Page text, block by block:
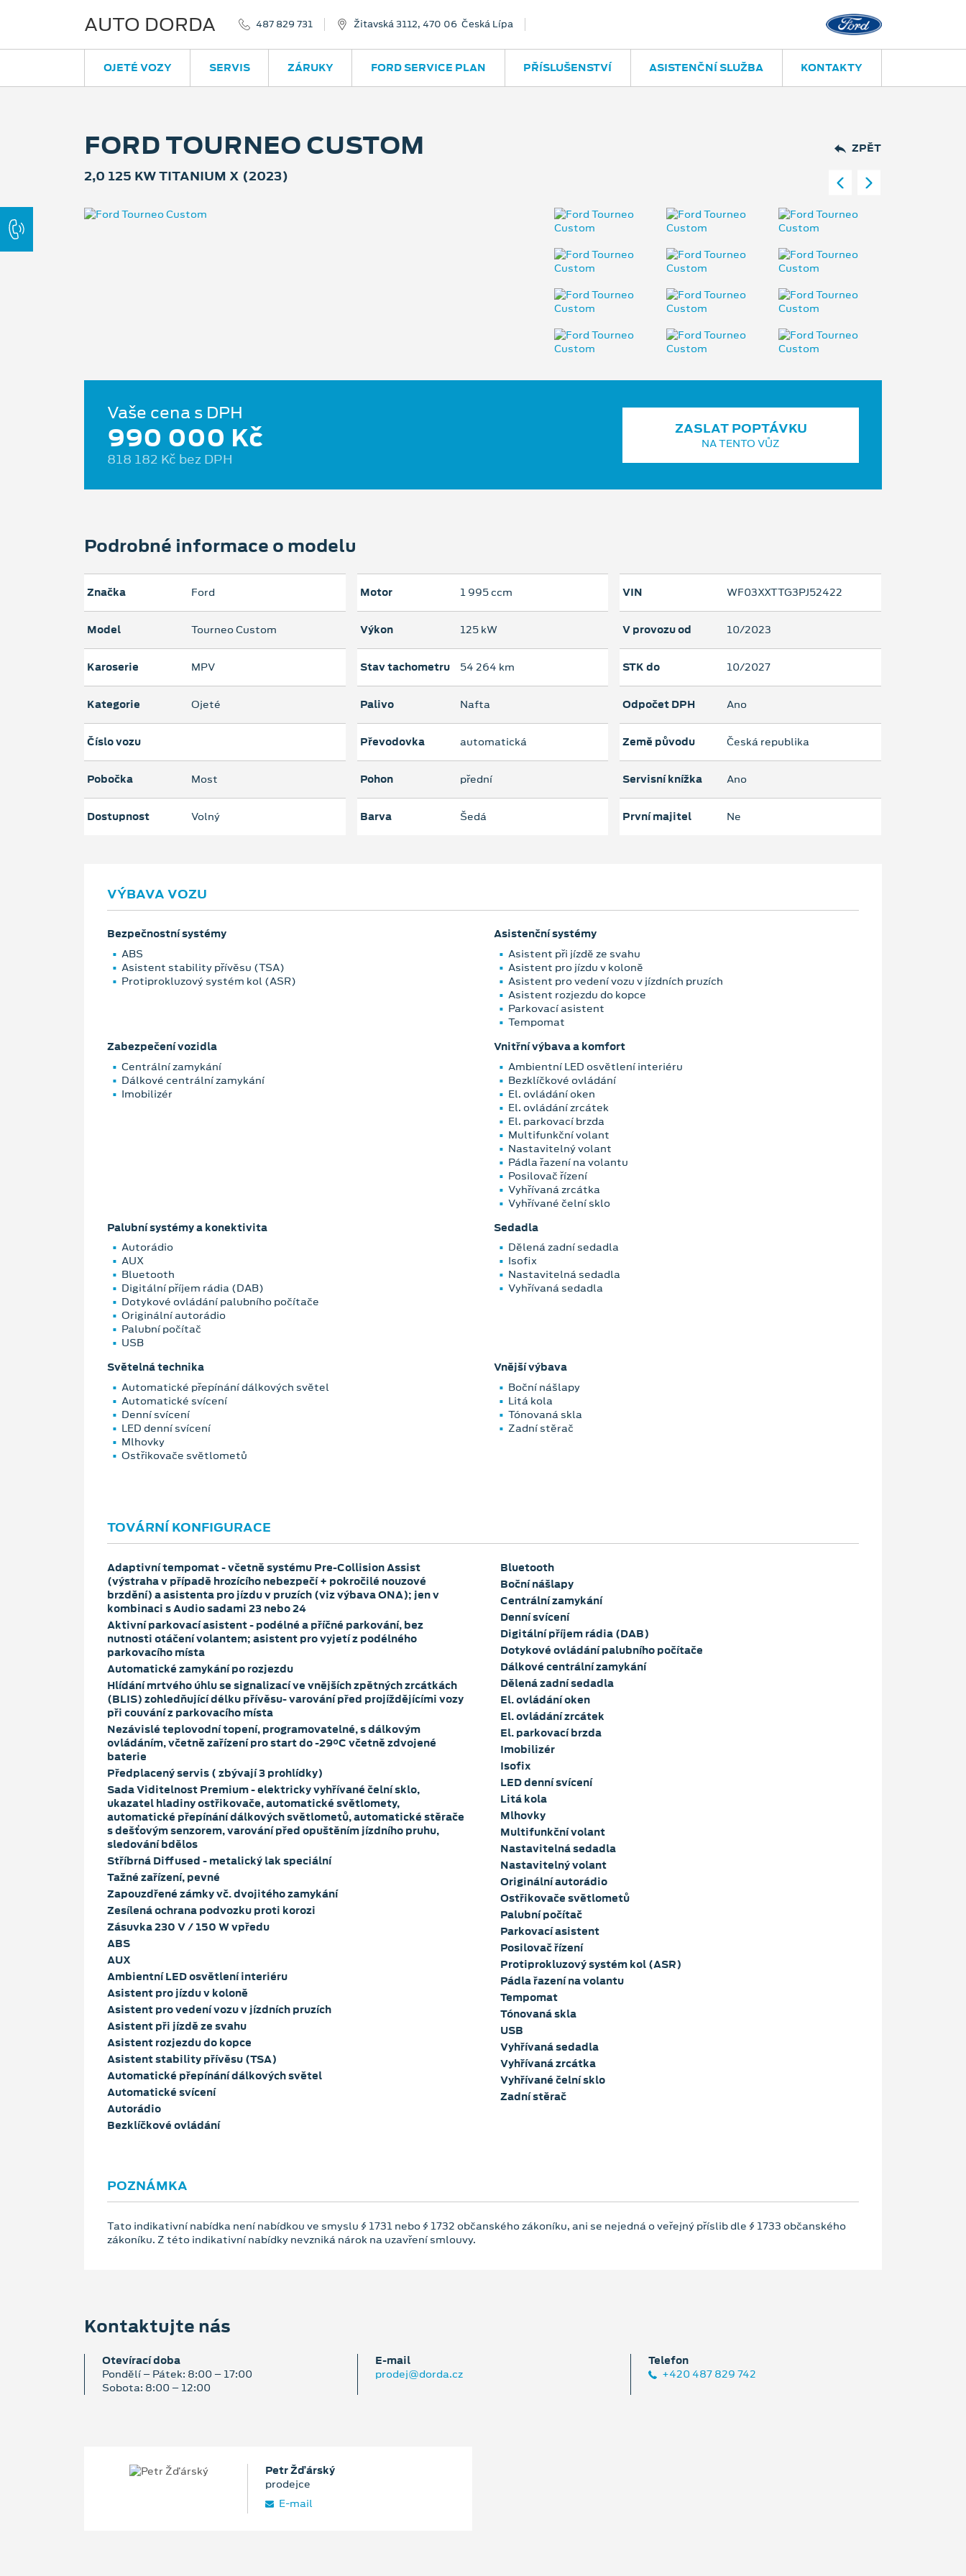
AUTO DORDA 487 829 731 Žitavská 3112, 470 06 Česká Lípa
OJETÉ VOZY SERVIS ZÁRUKY FORD SERVICE PLAN PŘÍSLUŠENSTVÍ ASISTENČNÍ SLUŽBA KONTAKTY
ZPĚT
FORD TOURNEO CUSTOM
2,0 125 KW TITANIUM X (2023)
Vaše cena s DPH
990 000 Kč
818 182 Kč bez DPH
ZASLAT POPTÁVKU
NA TENTO VŮZ
Podrobné informace o modelu
Značka Ford
Model Tourneo Custom
Karoserie MPV
Kategorie Ojeté
Číslo vozu
Pobočka Most
Dostupnost Volný
Motor 1 995 ccm
Výkon 125 kW
Stav tachometru 54 264 km
Palivo Nafta
Převodovka automatická
Pohon přední
Barva Šedá
VIN WF03XXTTG3PJ52422
V provozu od 10/2023
STK do 10/2027
Odpočet DPH Ano
Země původu Česká republika
Servisní knížka Ano
První majitel Ne
VÝBAVA VOZU
Bezpečnostní systémy
ABS
Asistent stability přívěsu (TSA)
Protiprokluzový systém kol (ASR)
Asistenční systémy
Asistent při jízdě ze svahu
Asistent pro jízdu v koloně
Asistent pro vedení vozu v jízdních pruzích
Asistent rozjezdu do kopce
Parkovací asistent
Tempomat
Zabezpečení vozidla
Centrální zamykání
Dálkové centrální zamykání
Imobilizér
Vnitřní výbava a komfort
Ambientní LED osvětlení interiéru
Bezklíčkové ovládání
El. ovládání oken
El. ovládání zrcátek
El. parkovací brzda
Multifunkční volant
Nastavitelný volant
Pádla řazení na volantu
Posilovač řízení
Vyhřívaná zrcátka
Vyhřívané čelní sklo
Palubní systémy a konektivita
Autorádio
AUX
Bluetooth
Digitální příjem rádia (DAB)
Dotykové ovládání palubního počítače
Originální autorádio
Palubní počítač
USB
Sedadla
Dělená zadní sedadla
Isofix
Nastavitelná sedadla
Vyhřívaná sedadla
Světelná technika
Automatické přepínání dálkových světel
Automatické svícení
Denní svícení
LED denní svícení
Mlhovky
Ostřikovače světlometů
Vnější výbava
Boční nášlapy
Litá kola
Tónovaná skla
Zadní stěrač
TOVÁRNÍ KONFIGURACE
Adaptivní tempomat - včetně systému Pre-Collision Assist
(výstraha v případě hrozícího nebezpečí + pokročilé nouzové
brzdění) a asistenta pro jízdu v pruzích (viz výbava ONA); jen v
kombinaci s Audio sadami 23 nebo 24
Aktivní parkovací asistent - podélné a příčné parkování, bez
nutnosti otáčení volantem; asistent pro vyjetí z podélného
parkovacího místa
Automatické zamykání po rozjezdu
Hlídání mrtvého úhlu se signalizací ve vnějších zpětných zrcátkách
(BLIS) zohledňující délku přívěsu- varování před projíždějícími vozy
při couvání z parkovacího místa
Nezávislé teplovodní topení, programovatelné, s dálkovým
ovládáním, včetně zařízení pro start do -29°C včetně zdvojené
baterie
Předplacený servis ( zbývají 3 prohlídky)
Sada Viditelnost Premium - elektricky vyhřívané čelní sklo,
ukazatel hladiny ostřikovače, automatické světlomety,
automatické přepínání dálkových světlometů, automatické stěrače
s dešťovým senzorem, varování před opuštěním jízdního pruhu,
sledování bdělos
Stříbrná Diffused - metalický lak speciální
Tažné zařízení, pevné
Zapouzdřené zámky vč. dvojitého zamykání
Zesílená ochrana podvozku proti korozi
Zásuvka 230 V / 150 W vpředu
ABS
AUX
Ambientní LED osvětlení interiéru
Asistent pro jízdu v koloně
Asistent pro vedení vozu v jízdních pruzích
Asistent při jízdě ze svahu
Asistent rozjezdu do kopce
Asistent stability přívěsu (TSA)
Automatické přepínání dálkových světel
Automatické svícení
Autorádio
Bezklíčkové ovládání
Bluetooth
Boční nášlapy
Centrální zamykání
Denní svícení
Digitální příjem rádia (DAB)
Dotykové ovládání palubního počítače
Dálkové centrální zamykání
Dělená zadní sedadla
El. ovládání oken
El. ovládání zrcátek
El. parkovací brzda
Imobilizér
Isofix
LED denní svícení
Litá kola
Mlhovky
Multifunkční volant
Nastavitelná sedadla
Nastavitelný volant
Originální autorádio
Ostřikovače světlometů
Palubní počítač
Parkovací asistent
Posilovač řízení
Protiprokluzový systém kol (ASR)
Pádla řazení na volantu
Tempomat
Tónovaná skla
USB
Vyhřívaná sedadla
Vyhřívaná zrcátka
Vyhřívané čelní sklo
Zadní stěrač
POZNÁMKA
Tato indikativní nabídka není nabídkou ve smyslu § 1731 nebo § 1732 občanského zákoníku, ani se nejedná o veřejný příslib dle § 1733 občanského
zákoníku. Z této indikativní nabídky nevzniká nárok na uzavření smlouvy.
Kontaktujte nás
Otevírací doba
Pondělí – Pátek: 8:00 – 17:00
Sobota: 8:00 – 12:00
E‑mail
prodej@dorda.cz
Telefon
+420 487 829 742
Petr Žďárský
prodejce
E‑mail